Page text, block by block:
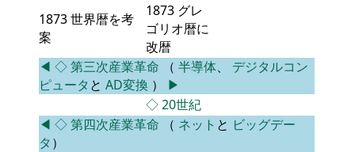
1873 世界暦を考
案
1873 グレ
ゴリオ暦に
改暦
◀ ◇第三次産業革命 （ 半導体、 デジタルコン
ピュータ と AD変換 ） ▶
◇20世紀
◀ ◇第四次産業革命 （ ネット と ビッグデー
タ ）